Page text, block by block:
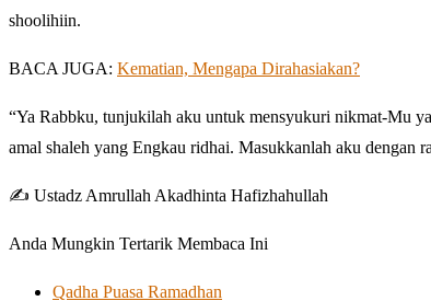
shoolihiin.
BACA JUGA: Kematian, Mengapa Dirahasiakan?
“Ya Rabbku, tunjukilah aku untuk mensyukuri nikmat-Mu
amal shaleh yang Engkau ridhai. Masukkanlah aku
✍️ Ustadz Amrullah Akadhinta Hafizhahullah
Anda Mungkin Tertarik Membaca Ini
Qadha Puasa Ramadhan